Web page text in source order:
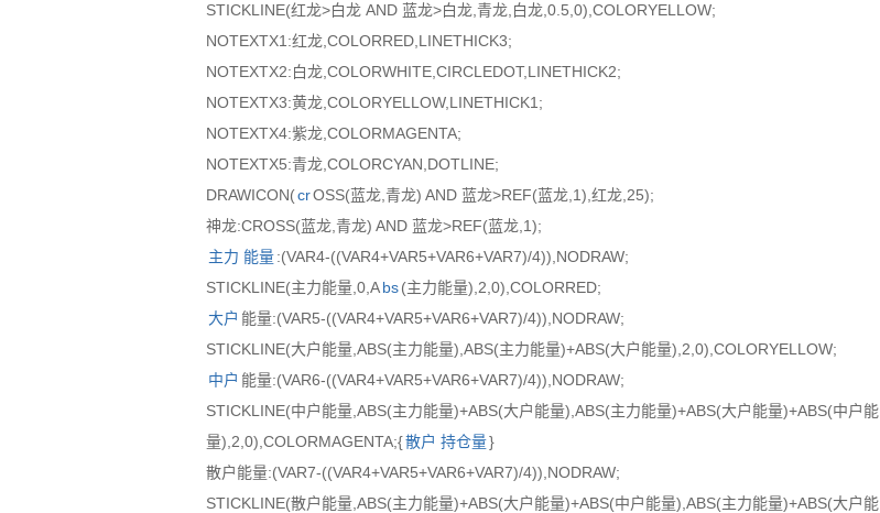
STICKLINE(红龙>白龙 AND 蓝龙>白龙,青龙,白龙,0.5,0),COLORYELLOW;
NOTEXTX1:红龙,COLORRED,LINETHICK3;
NOTEXTX2:白龙,COLORWHITE,CIRCLEDOT,LINETHICK2;
NOTEXTX3:黄龙,COLORYELLOW,LINETHICK1;
NOTEXTX4:紫龙,COLORMAGENTA;
NOTEXTX5:青龙,COLORCYAN,DOTLINE;
DRAWICON(crOSS(蓝龙,青龙) AND 蓝龙>REF(蓝龙,1),红龙,25);
神龙:CROSS(蓝龙,青龙) AND 蓝龙>REF(蓝龙,1);
主力 能量:(VAR4-((VAR4+VAR5+VAR6+VAR7)/4)),NODRAW;
STICKLINE(主力能量,0,Abs(主力能量),2,0),COLORRED;
大户 能量:(VAR5-((VAR4+VAR5+VAR6+VAR7)/4)),NODRAW;
STICKLINE(大户能量,ABS(主力能量),ABS(主力能量)+ABS(大户能量),2,0),COLORYELLOW;
中户 能量:(VAR6-((VAR4+VAR5+VAR6+VAR7)/4)),NODRAW;
STICKLINE(中户能量,ABS(主力能量)+ABS(大户能量),ABS(主力能量)+ABS(大户能量)+ABS(中户能
量),2,0),COLORMAGENTA;{散户 持仓量}
散户能量:(VAR7-((VAR4+VAR5+VAR6+VAR7)/4)),NODRAW;
STICKLINE(散户能量,ABS(主力能量)+ABS(大户能量)+ABS(中户能量),ABS(主力能量)+ABS(大户能